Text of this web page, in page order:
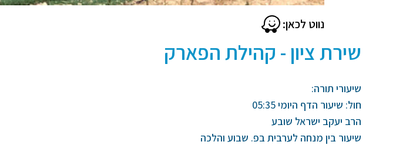
נווט לכאן:
שירת ציון - קהילת הפארק
שיעורי תורה:
חול: שיעור הדף היומי 05:35
הרב יעקב ישראל שובע
שיעור בין מנחה לערבית בפ. שבוע והלכה